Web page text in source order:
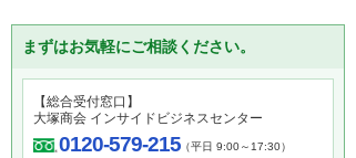
まずはお気軽にご相談ください。
【総合受付窓口】
大塚商会 インサイドビジネスセンター
0120-579-215（平日 9:00～17:30）